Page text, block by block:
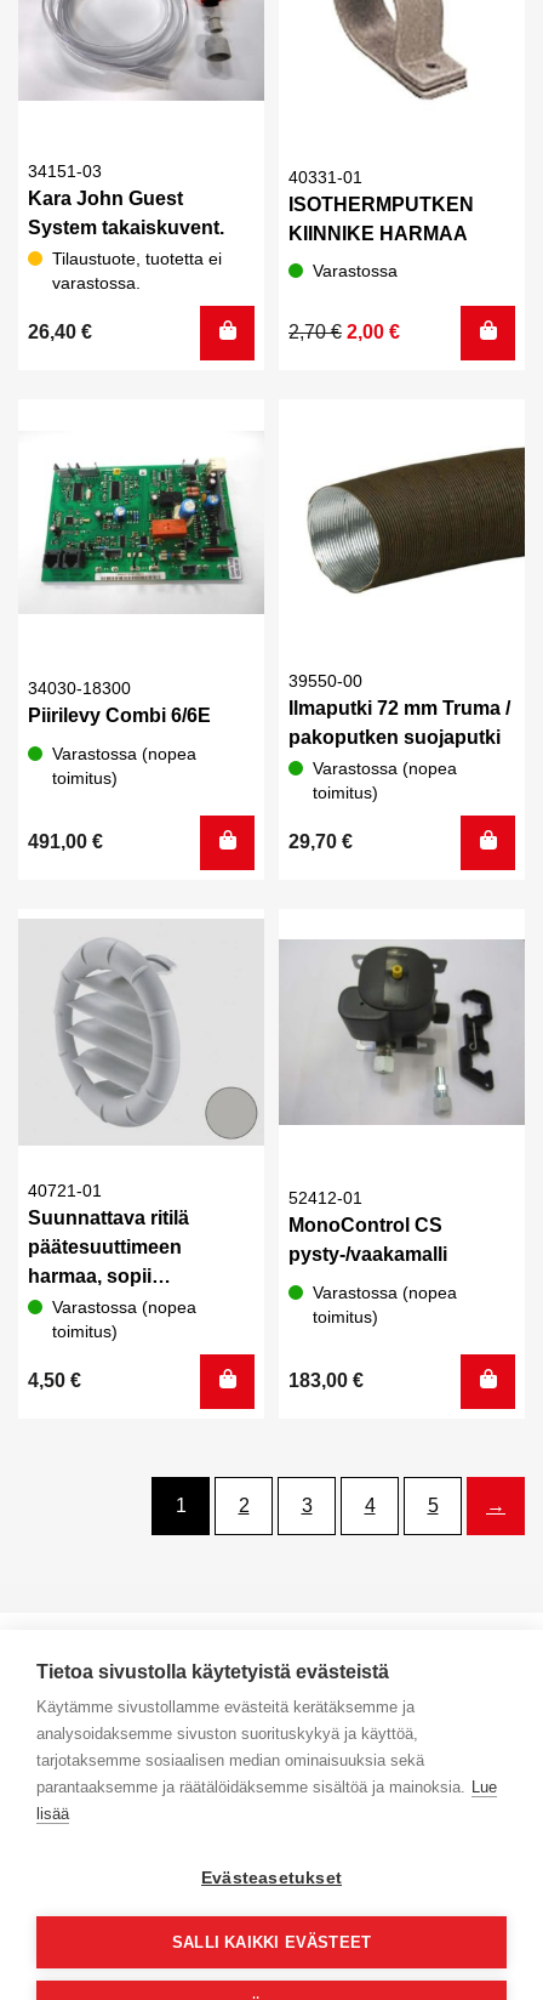
34151-03
Kara John Guest
System takaiskuvent.
Tilaustuote, tuotetta ei
varastossa.
26,40 €
40331-01
ISOTHERMPUTKEN
KIINNIKE HARMAA
Varastossa
2,70€
Alkuperäinen
2,00 €
Nykyinen
34030-18300
Piirilevy Combi 6/6E
Varastossa (nopea
toimitus)
491,00 €
39550-00
Ilmaputki 72 mm Truma /
pakoputken suojaputki
Varastossa (nopea
toimitus)
29,70 €
40721-01
Suunnattava ritilä
päätesuuttimeen
harmaa, sopii
suuttimeen 40171-07
Varastossa (nopea
toimitus)
4,50 €
52412-01
MonoControl CS
pysty-/vaakamalli
Varastossa (nopea
toimitus)
183,00 €
1 2 3 4 5 →
Yhteystiedot
Selaa tuotteita
Maksa turvallisesti
Tietoa sivustolla käytetyistä evästeistä
Käytämme sivustollamme evästeitä kerätäksemme ja
analysoidaksemme sivuston suorituskykyä ja käyttöä,
tarjotaksemme sosiaalisen median ominaisuuksia sekä
parantaaksemme ja räätälöidäksemme sisältöä ja mainoksia. Lue
lisää
Evästeasetukset
SALLI KAIKKI EVÄSTEET